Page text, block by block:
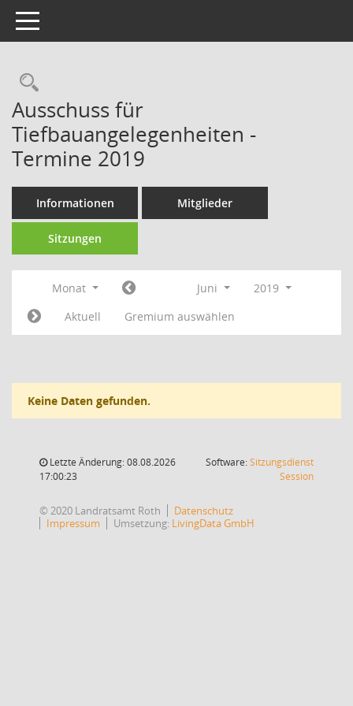
Toggle navigation
Rechercheauswahl
Ausschuss für
Tiefbauangelegenheiten -
Termine 2019
Informationen Mitglieder
Sitzungen
Monat Juni
2019
Aktuell
Gremium auswählen
Keine Daten gefunden.
Letzte Änderung: 08.08.2026
17:00:23
Software:Sitzungsdienst
Session(Wird in
© 2020 Landratsamt Roth
Datenschutz
Impressum
Umsetzung: LivingData GmbH